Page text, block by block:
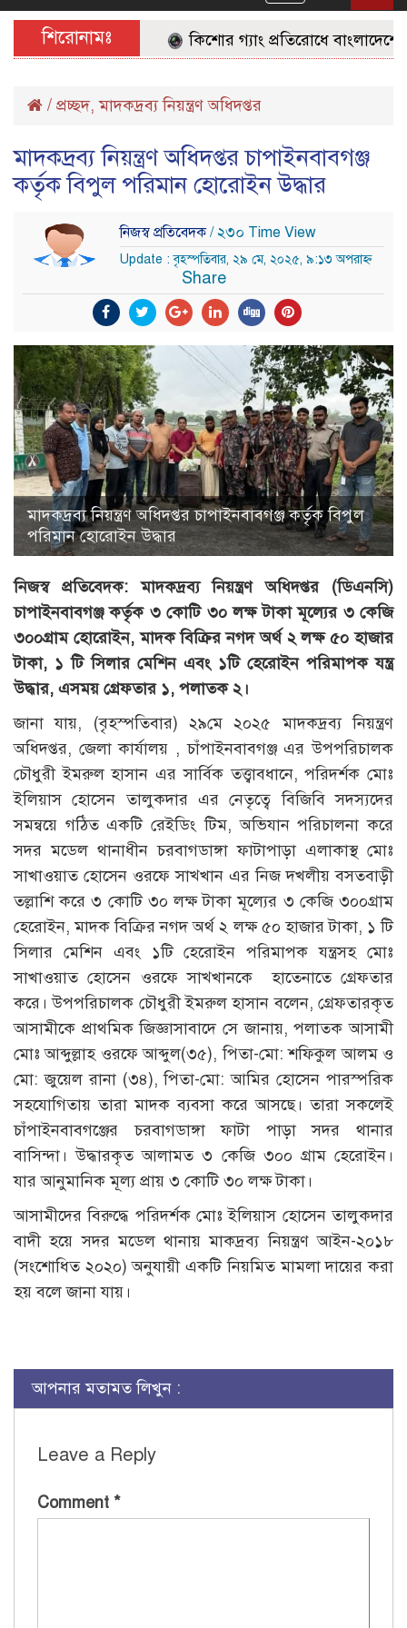
navigation
শিরোনামঃ কিশোর গ্যাং প্রতিরোধে বাংলাদেশের
/ প্রচ্ছদ,মাদকদ্রব্য নিয়ন্ত্রণ অধিদপ্তর
মাদকদ্রব্য নিয়ন্ত্রণ অধিদপ্তর চাপাইনবাবগঞ্জ
কর্তৃক বিপুল পরিমান হোরোইন উদ্ধার
নিজস্ব প্রতিবেদক/ ২৩০ Time View
Update : বৃহস্পতিবার, ২৯ মে, ২০২৫, ৯:১৩ অপরাহ্ন
Share
মাদকদ্রব্য নিয়ন্ত্রণ অধিদপ্তর চাপাইনবাবগঞ্জ কর্তৃক বিপুল
পরিমান হোরোইন উদ্ধার
নিজস্ব প্রতিবেদক: মাদকদ্রব্য নিয়ন্ত্রণ অধিদপ্তর (ডিএনসি)
চাপাইনবাবগঞ্জ কর্তৃক ৩ কোটি ৩০ লক্ষ টাকা মূল্যের ৩ কেজি
৩০০গ্রাম হোরোইন, মাদক বিক্রির নগদ অর্থ ২ লক্ষ ৫০ হাজার
টাকা, ১ টি সিলার মেশিন এবং ১টি হেরোইন পরিমাপক যন্ত্র
উদ্ধার, এসময় গ্রেফতার ১, পলাতক ২।
জানা যায়, (বৃহস্পতিবার) ২৯মে ২০২৫ মাদকদ্রব্য নিয়ন্ত্রণ
অধিদপ্তর, জেলা কার্যালয় , চাঁপাইনবাবগঞ্জ এর উপপরিচালক
চৌধুরী ইমরুল হাসান এর সার্বিক তত্ত্বাবধানে, পরিদর্শক মোঃ
ইলিয়াস হোসেন তালুকদার এর নেতৃত্বে বিজিবি সদস্যদের
সমন্বয়ে গঠিত একটি রেইডিং টিম, অভিযান পরিচালনা করে
সদর মডেল থানাধীন চরবাগডাঙ্গা ফাটাপাড়া এলাকাস্থ মোঃ
সাখাওয়াত হোসেন ওরফে সাখ্খান এর নিজ দখলীয় বসতবাড়ী
তল্লাশি করে ৩ কোটি ৩০ লক্ষ টাকা মূল্যের ৩ কেজি ৩০০গ্রাম
হেরোইন, মাদক বিক্রির নগদ অর্থ ২ লক্ষ ৫০ হাজার টাকা, ১ টি
সিলার মেশিন এবং ১টি হেরোইন পরিমাপক যন্ত্রসহ মোঃ
সাখাওয়াত হোসেন ওরফে সাখ্খানকে হাতেনাতে গ্রেফতার
করে। উপপরিচালক চৌধুরী ইমরুল হাসান বলেন, গ্রেফতারকৃত
আসামীকে প্রাথমিক জিজ্ঞাসাবাদে সে জানায়, পলাতক আসামী
মোঃ আব্দুল্লাহ ওরফে আব্দুল(৩৫), পিতা-মো: শফিকুল আলম ও
মো: জুয়েল রানা (৩৪), পিতা-মো: আমির হোসেন পারস্পরিক
সহযোগিতায় তারা মাদক ব্যবসা করে আসছে। তারা সকলেই
চাঁপাইনবাবগঞ্জের চরবাগডাঙ্গা ফাটা পাড়া সদর থানার
বাসিন্দা। উদ্ধারকৃত আলামত ৩ কেজি ৩০০ গ্রাম হেরোইন।
যার আনুমানিক মূল্য প্রায় ৩ কোটি ৩০ লক্ষ টাকা।
আসামীদের বিরুদ্ধে পরিদর্শক মোঃ ইলিয়াস হোসেন তালুকদার
বাদী হয়ে সদর মডেল থানায় মাকদ্রব্য নিয়ন্ত্রণ আইন-২০১৮
(সংশোধিত ২০২০) অনুযায়ী একটি নিয়মিত মামলা দায়ের করা
হয় বলে জানা যায়।
আপনার মতামত লিখুন :
Leave a Reply
Comment *